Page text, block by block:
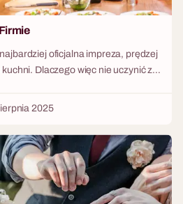
oficjalna impreza, prędzej
Dlaczego więc nie uczynić z
jedno z najbardziej naturalnych,
działy HR coraz częściej rezygnują
rzecz warsztatów kulinarnych.
marynarek i zakładanie
zaciera hierarchię, zmusza
kończy się przepyszną,
2025